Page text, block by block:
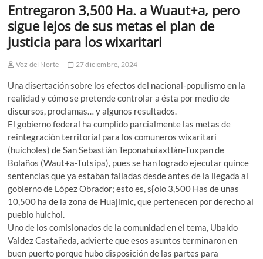
Entregaron 3,500 Ha. a Wuaut+a, pero
sigue lejos de sus metas el plan de
justicia para los wixaritari
Voz del Norte 27 diciembre, 2024
Una disertación sobre los efectos del nacional-populismo en la
realidad y cómo se pretende controlar a ésta por medio de
discursos, proclamas… y algunos resultados.
El gobierno federal ha cumplido parcialmente las metas de
reintegración territorial para los comuneros wixaritari
(huicholes) de San Sebastián Teponahuiaxtlán-Tuxpan de
Bolaños (Waut+a-Tutsipa), pues se han logrado ejecutar quince
sentencias que ya estaban falladas desde antes de la llegada al
gobierno de López Obrador; esto es, s{olo 3,500 Has de unas
10,500 ha de la zona de Huajimic, que pertenecen por derecho al
pueblo huichol.
Uno de los comisionados de la comunidad en el tema, Ubaldo
Valdez Castañeda, advierte que esos asuntos terminaron en
buen puerto porque hubo disposición de las partes para